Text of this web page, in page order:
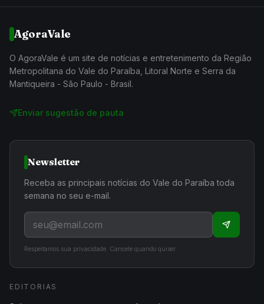
AgoraVale
O AgoraVale é um site de notícias e entretenimento da Região
Metropolitana do Vale do Paraíba, Litoral Norte e Serra da
Mantiqueira - São Paulo - Brasil.
Enviar sugestão de pauta
Newsletter
Receba as principais notícias do Vale do Paraíba toda
semana no seu e-mail.
Respeitamos sua privacidade. Cancele quando quiser.
EDITORIAS